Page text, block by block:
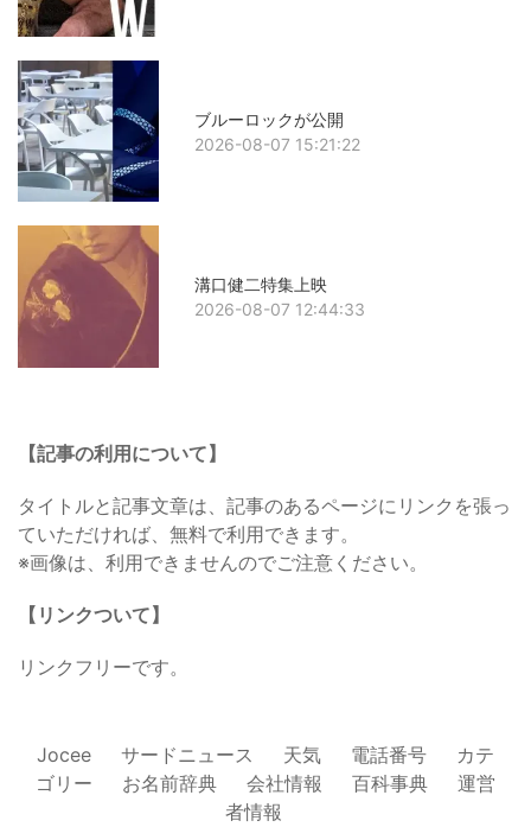
ブルーロックが公開
2026-08-07 15:21:22
溝口健二特集上映
2026-08-07 12:44:33
【記事の利用について】
タイトルと記事文章は、記事のあるページにリンクを張っ
ていただければ、無料で利用できます。
※画像は、利用できませんのでご注意ください。
【リンクついて】
リンクフリーです。
Jocee サードニュース 天気 電話番号
カテ
ゴリー
お名前辞典 会社情報 百科事典
運営
者情報